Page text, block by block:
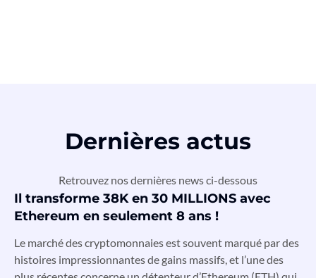
Dernières actus
Retrouvez nos dernières news ci-dessous
Il transforme 38K en 30 MILLIONS avec
Ethereum en seulement 8 ans !
Le marché des cryptomonnaies est souvent marqué par des
histoires impressionnantes de gains massifs, et l’une des